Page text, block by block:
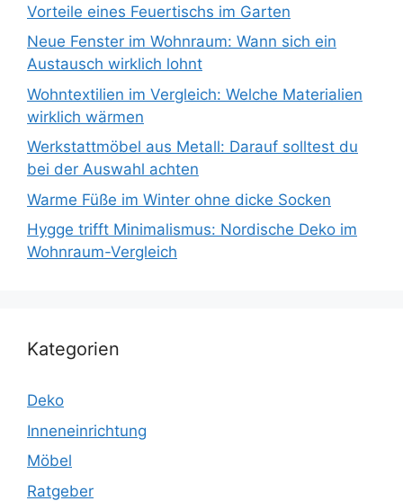
Vorteile eines Feuertischs im Garten
Neue Fenster im Wohnraum: Wann sich ein
Austausch wirklich lohnt
Wohntextilien im Vergleich: Welche Materialien
wirklich wärmen
Werkstattmöbel aus Metall: Darauf solltest du
bei der Auswahl achten
Warme Füße im Winter ohne dicke Socken
Hygge trifft Minimalismus: Nordische Deko im
Wohnraum-Vergleich
Kategorien
Deko
Inneneinrichtung
Möbel
Ratgeber